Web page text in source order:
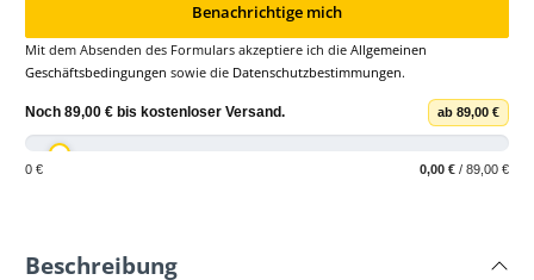
Benachrichtige mich
Mit dem Absenden des Formulars akzeptiere ich die Allgemeinen
Geschäftsbedingungen sowie die Datenschutzbestimmungen.
Noch 89,00 € bis kostenloser Versand. ab 89,00 €
0 € 0,00 € / 89,00 €
Beschreibung